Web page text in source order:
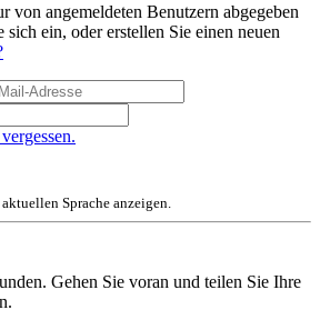
von angemeldeten Benutzern abgegeben
ein, oder erstellen Sie einen neuen
Sprache anzeigen.
Gehen Sie voran und teilen Sie Ihre